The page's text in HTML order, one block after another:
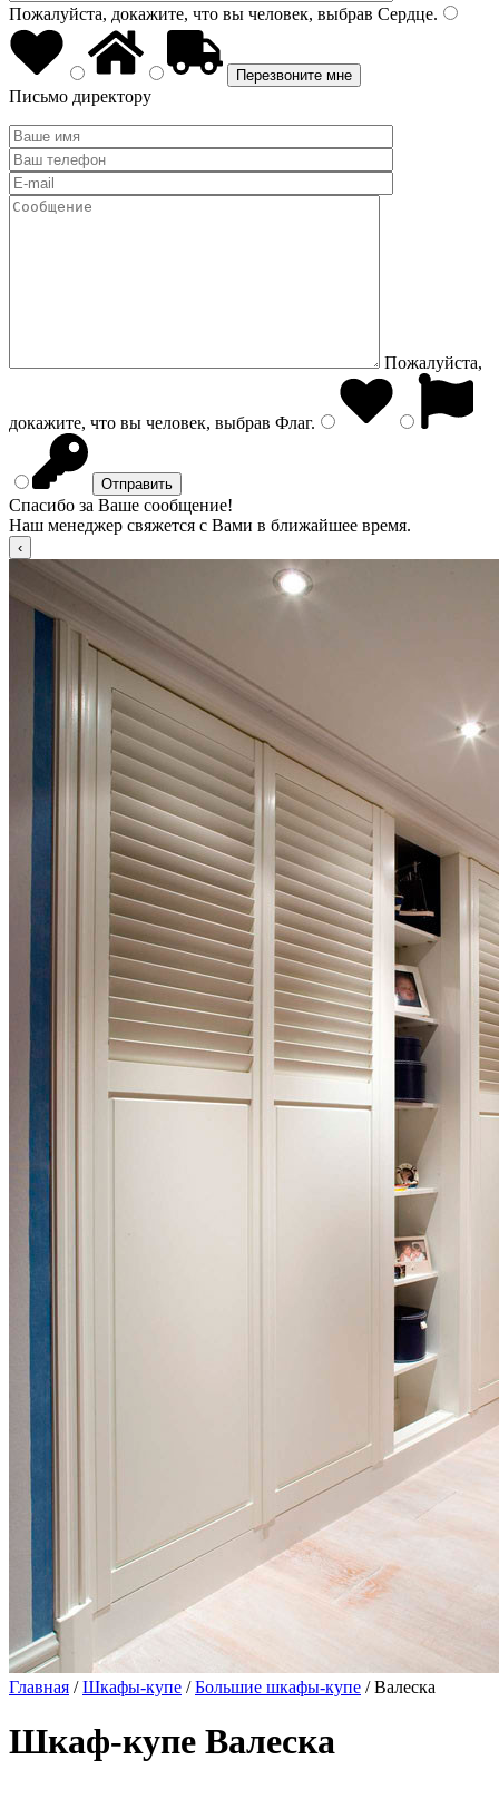
Пожалуйста, докажите, что вы человек, выбрав Сердце.
Письмо директору
Пожалуйста,
докажите, что вы человек, выбрав Флаг.
Спасибо за Ваше сообщение!
Наш менеджер свяжется с Вами в ближайшее время.
Главная /Шкафы-купе /Большие шкафы-купе / Валеска
Шкаф-купе Валеска